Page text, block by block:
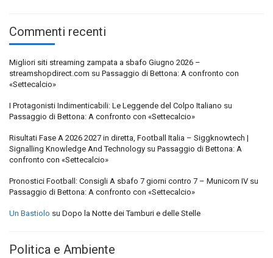
Commenti recenti
Migliori siti streaming zampata a sbafo Giugno 2026 –
streamshopdirect.com su Passaggio di Bettona: A confronto con
«Settecalcio»
I Protagonisti Indimenticabili: Le Leggende del Colpo Italiano su
Passaggio di Bettona: A confronto con «Settecalcio»
Risultati Fase A 2026 2027 in diretta, Football Italia – Siggknowtech |
Signalling Knowledge And Technology su Passaggio di Bettona: A
confronto con «Settecalcio»
Pronostici Football: Consigli A sbafo 7 giorni contro 7 – Municorn IV su
Passaggio di Bettona: A confronto con «Settecalcio»
Un Bastiolo su Dopo la Notte dei Tamburi e delle Stelle
Politica e Ambiente